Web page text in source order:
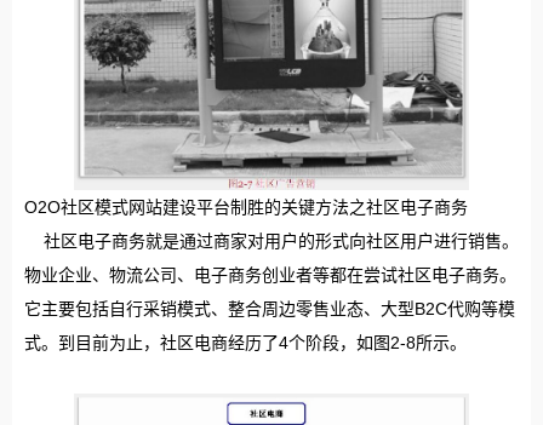
O2O社区模式网站建设平台制胜的关键方法之社区电子商务
社区电子商务就是通过商家对用户的形式向社区用户进行销售。
物业企业、物流公司、电子商务创业者等都在尝试社区电子商务。
它主要包括自行采销模式、整合周边零售业态、大型B2C代购等模
式。到目前为止，社区电商经历了4个阶段，如图2-8所示。